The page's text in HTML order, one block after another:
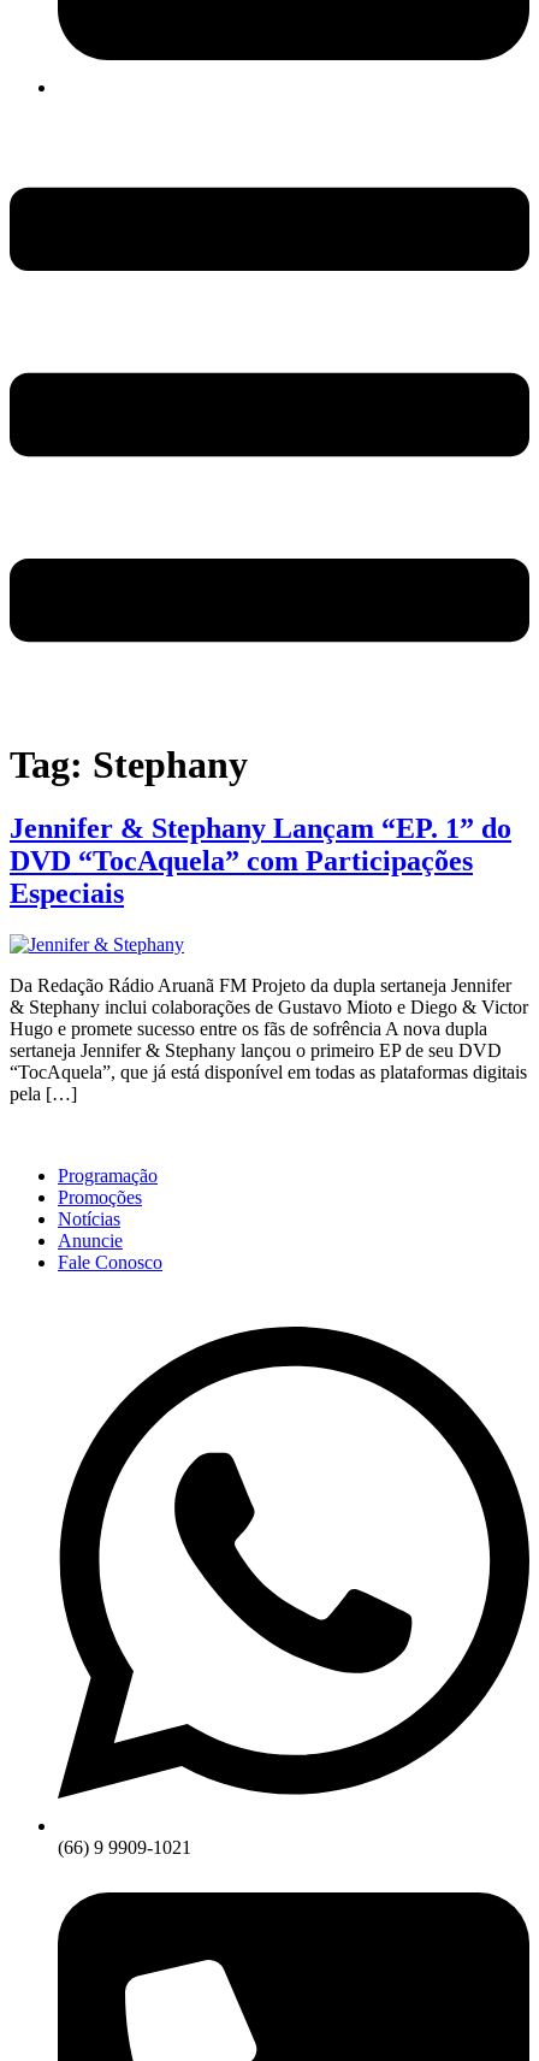
Tag: Stephany
Jennifer & Stephany Lançam “EP. 1” do
DVD “TocAquela” com Participações
Especiais
Da Redação Rádio Aruanã FM Projeto da dupla sertaneja Jennifer
& Stephany inclui colaborações de Gustavo Mioto e Diego & Victor
Hugo e promete sucesso entre os fãs de sofrência A nova dupla
sertaneja Jennifer & Stephany lançou o primeiro EP de seu DVD
“TocAquela”, que já está disponível em todas as plataformas digitais
pela […]
Programação
Promoções
Notícias
Anuncie
Fale Conosco
(66) 9 9909-1021